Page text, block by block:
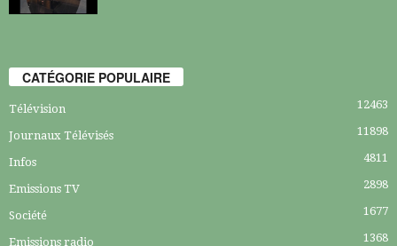
CATÉGORIE POPULAIRE
Télévision 12463
Journaux Télévisés 11898
Infos 4811
Emissions TV 2898
Société 1677
Emissions radio 1368